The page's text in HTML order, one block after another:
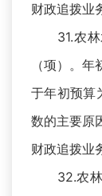
财政追拨业
31.农林
（项）。
于年初预算
数的主要原
财政追拨业
32.农林